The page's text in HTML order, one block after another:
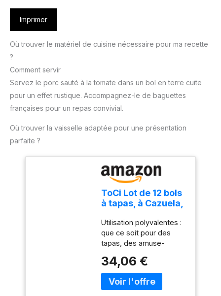
Imprimer
Où trouver le matériel de cuisine nécessaire pour ma recette
?
Comment servir
Servez le porc sauté à la tomate dans un bol en terre cuite
pour un effet rustique. Accompagnez-le de baguettes
françaises pour un repas convivial.
Où trouver la vaisselle adaptée pour une présentation
parfaite ?
ToCi Lot de 12 bols
à tapas, à Cazuela,
en terre cuite, 175
ml, diamètre : 11,5
cm, barquettes
méditerranéennes,
traditionnelles,
d'Espagne, marron
Utilisation polyvalentes :
que ce soit pour des
tapas, des amuse-
brûlée, un ragoût fin, ou
comme bol à dessert.
Les petits ramequins
34,06 €